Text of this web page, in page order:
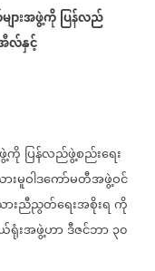
ားအဖွဲ့ကိုပြန်လည်
လ်နှင့်
ကို ပြန်လည်ဖွဲ့စည်းရေး
းမူဝါဒကော်မတီအဖွဲ့ဝင်
ားညီညွတ်ရေးအစိုးရကို
ရုံးအဖွဲ့ဟာဒီဇင်ဘာ၃၀